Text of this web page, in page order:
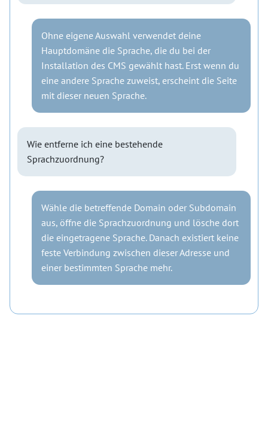
Ohne eigene Auswahl verwendet deine
Hauptdomäne die Sprache, die du bei der
Installation des CMS gewählt hast. Erst wenn du
eine andere Sprache zuweist, erscheint die Seite
mit dieser neuen Sprache.
Wie entferne ich eine bestehende
Sprachzuordnung?
Wähle die betreffende Domain oder Subdomain
aus, öffne die Sprachzuordnung und lösche dort
die eingetragene Sprache. Danach existiert keine
feste Verbindung zwischen dieser Adresse und
einer bestimmten Sprache mehr.